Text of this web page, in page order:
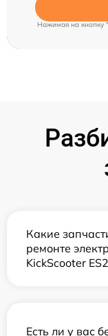
Нажимая на кнопку
Какие
ремонте
KickScooter
Есть ли у вас